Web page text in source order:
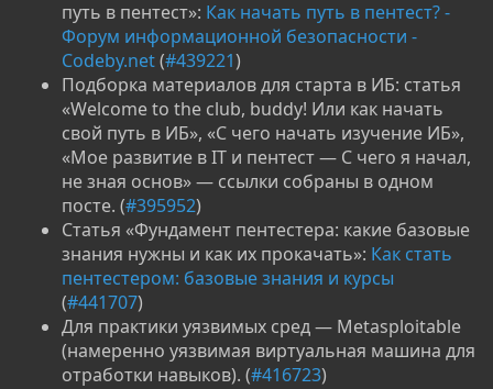
путь в пентест»: Как начать путь в пентест? -
Форум информационной безопасности -
Codeby.net(#439221)
Подборка материалов для старта в ИБ: статья
«Welcome to the club, buddy! Или как начать
свой путь в ИБ», «С чего начать изучение ИБ»,
«Мое развитие в IT и пентест — С чего я начал,
не зная основ» — ссылки собраны в одном
посте. (#395952)
Статья «Фундамент пентестера: какие базовые
знания нужны и как их прокачать»: Как стать
пентестером: базовые знания и курсы
(#441707)
Для практики уязвимых сред — Metasploitable
(намеренно уязвимая виртуальная машина для
отработки навыков). (#416723)